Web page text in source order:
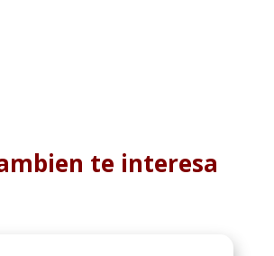
te interesa